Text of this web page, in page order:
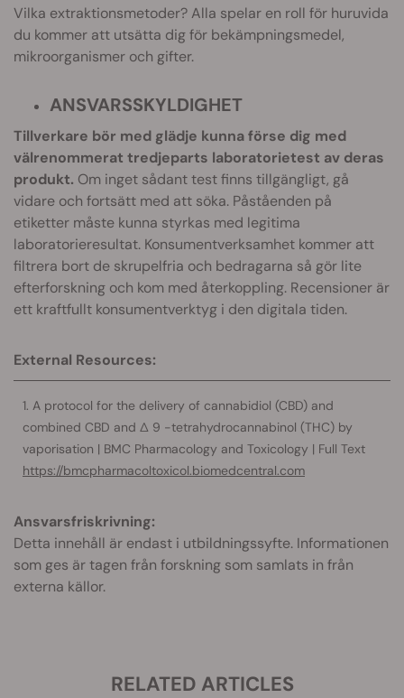
Vilka extraktionsmetoder? Alla spelar en roll för huruvida
du kommer att utsätta dig för bekämpningsmedel,
mikroorganismer och gifter.
ANSVARSSKYLDIGHET
Tillverkare bör med glädje kunna förse dig med
välrenommerat tredjeparts laboratorietest av deras
produkt. Om inget sådant test finns tillgängligt, gå
vidare och fortsätt med att söka. Påståenden på
etiketter måste kunna styrkas med legitima
laboratorieresultat. Konsumentverksamhet kommer att
filtrera bort de skrupelfria och bedragarna så gör lite
efterforskning och kom med återkoppling. Recensioner är
ett kraftfullt konsumentverktyg i den digitala tiden.
External Resources:
A protocol for the delivery of cannabidiol (CBD) and
combined CBD and ∆ 9 -tetrahydrocannabinol (THC) by
vaporisation | BMC Pharmacology and Toxicology | Full Text
https://bmcpharmacoltoxicol.biomedcentral.com
Ansvarsfriskrivning:
Detta innehåll är endast i utbildningssyfte. Informationen
som ges är tagen från forskning som samlats in från
externa källor.
RELATED ARTICLES